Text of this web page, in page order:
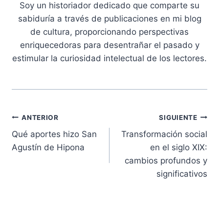
Soy un historiador dedicado que comparte su
sabiduría a través de publicaciones en mi blog
de cultura, proporcionando perspectivas
enriquecedoras para desentrañar el pasado y
estimular la curiosidad intelectual de los lectores.
Navegación
de
ANTERIOR
Qué aportes hizo San
Agustín de Hipona
SIGUIENTE
Transformación social
en el siglo XIX:
cambios profundos y
significativos